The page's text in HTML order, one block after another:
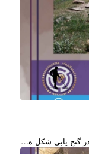
در گنج یابی شکل ه…